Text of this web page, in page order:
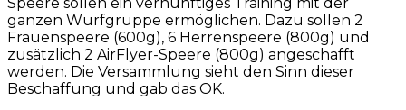
ganzen Wurfgruppe ermöglichen. Dazu sollen 2
Frauenspeere (600g), 6 Herrenspeere (800g) und
zusätzlich 2 AirFlyer-Speere (800g) angeschafft
werden. Die Versammlung sieht den Sinn dieser
Beschaffung und gab das OK.